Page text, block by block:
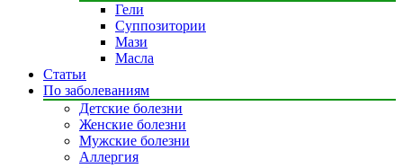
Гели
Суппозитории
Мази
Масла
Статьи
По заболеваниям
Детские болезни
Женские болезни
Мужские болезни
Аллергия